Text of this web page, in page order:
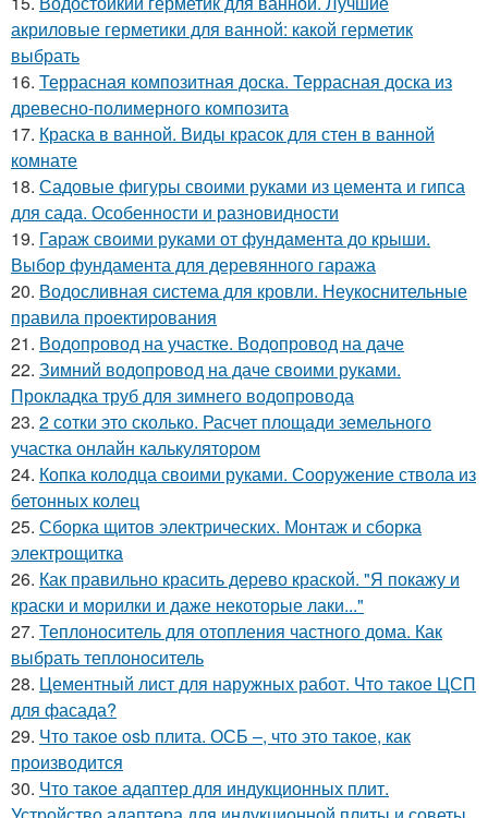
акриловые герметики для ванной: какой герметик
выбрать
16. Террасная композитная доска. Террасная доска из
древесно-полимерного композита
17. Краска в ванной. Виды красок для стен в ванной
комнате
18. Садовые фигуры своими руками из цемента и гипса
для сада. Особенности и разновидности
19. Гараж своими руками от фундамента до крыши.
Выбор фундамента для деревянного гаража
20. Водосливная система для кровли. Неукоснительные
правила проектирования
21. Водопровод на участке. Водопровод на даче
22. Зимний водопровод на даче своими руками.
Прокладка труб для зимнего водопровода
23. 2 сотки это сколько. Расчет площади земельного
участка онлайн калькулятором
24. Копка колодца своими руками. Сооружение ствола из
бетонных колец
25. Сборка щитов электрических. Монтаж и сборка
электрощитка
26. Как правильно красить дерево краской. "Я покажу и
краски и морилки и даже некоторые лаки..."
27. Теплоноситель для отопления частного дома. Как
выбрать теплоноситель
28. Цементный лист для наружных работ. Что такое ЦСП
для фасада?
29. Что такое osb плита. ОСБ –, что это такое, как
производится
30. Что такое адаптер для индукционных плит.